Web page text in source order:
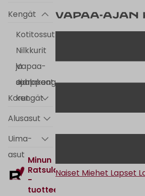
Kengät
Kotitossut
Nilkkurit
ja
saappaat
Vapaa-
ajan
kengät
Juhlakengät
Korut
Alusasut
Uima-
asut Minun
Ratsula
-
tuotteet
Vapaa-ajan
Naiset Miehet Lapset